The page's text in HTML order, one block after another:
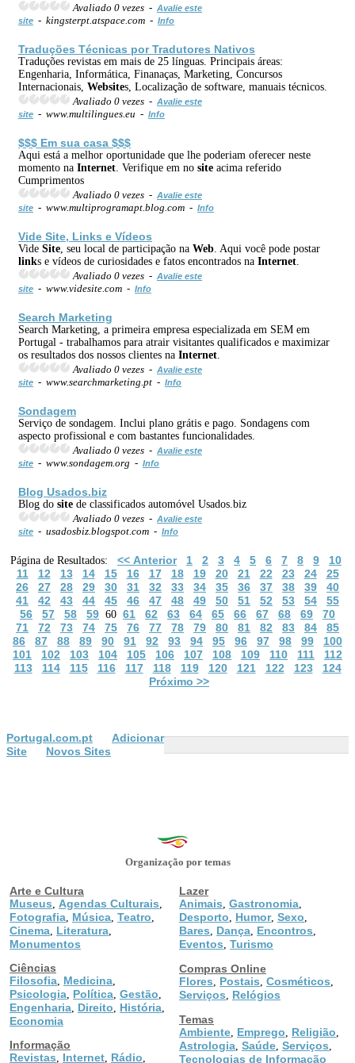
Avaliado 0 vezes - Avalie este
site - kingsterpt.atspace.com - Info
Traduções Técnicas por Tradutores Nativos
Traduções revistas em mais de 25 línguas. Principais áreas:
Engenharia, Informática, Finanaças, Marketing, Concursos
Internacionais, Websites, Localização de software, manuais técnicos.
Avaliado 0 vezes - Avalie este
site - www.multilingues.eu - Info
$$$ Em sua casa $$$
Aqui está a melhor oportunidade que lhe poderiam oferecer neste
momento na Internet . Verifique em no site acima referido
Cumprimentos
Avaliado 0 vezes - Avalie este
site - www.multiprogramapt.blog.com - Info
Vide Site, Links e Vídeos
Vide Site , seu local de participação na Web . Aqui você pode postar
links e vídeos de curiosidades e fatos encontrados na Internet
Avaliado 0 vezes - Avalie este
site - www.videsite.com - Info
Search Marketing
Search Marketing, a primeira empresa especializada em SEM em
Portugal - trabalhamos para atrair visitantes qualificados e maximizar
os resultados dos nossos clientes na Internet
Avaliado 0 vezes - Avalie este
site - www.searchmarketing.pt - Info
Sondagem
Serviço de sondagem. Inclui plano grátis e pago. Sondagens com
aspecto profissional e com bastantes funcionalidades.
Avaliado 0 vezes - Avalie este
site - www.sondagem.org - Info
Blog Usados.biz
Blog do site de classificados automóvel Usados.biz
Avaliado 0 vezes - Avalie este
site - usadosbiz.blogspot.com - Info
Página de Resultados: << Anterior 1 2 3 4 5 6 7 8 9
10
11
12 13 14 15 16 17 18 19 20 21 22 23 24
25
26
27 28 29 30 31 32 33 34 35 36 37 38 39
40
41
42 43 44 45 46 47 48 49 50 51 52 53 54
55
56
57 58 59 60 61 62 63 64 65 66 67 68 69
70
71
72 73 74 75 76 77 78 79 80 81 82 83 84
85
86
87 88 89 90 91 92 93 94 95 96 97 98 99
100
101
102 103 104 105 106 107 108 109 110 111
112
113
114 115 116 117 118 119 120 121 122 123
124
Próximo >>
Portugal.com.pt
Adicionar
Site
Novos Sites
Organização por temas
Arte e Cultura
Museus
Agendas Culturais
Fotografia Música Teatro
Cinema Literatura
Monumentos
Ciências
Filosofia Medicina
Psicologia Política Gestão
Engenharia Direito História
Economia
Informação
Revistas
Internet Rádio
Lazer
Animais Gastronomia
Desporto Humor, Sexo
Bares Dança Encontros
Eventos Turismo
Compras Online
Flores
Postais Cosméticos
Serviços
Relógios
Temas
Ambiente Emprego Religião
Astrologia Saúde Serviços
Tecnologias de Informação